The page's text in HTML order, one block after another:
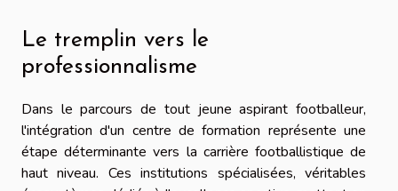
Le tremplin vers le
professionnalisme
Dans le parcours de tout jeune aspirant footballeur,
l'intégration d'un centre de formation représente une
étape déterminante vers la carrière footballistique de
haut niveau. Ces institutions spécialisées, véritables